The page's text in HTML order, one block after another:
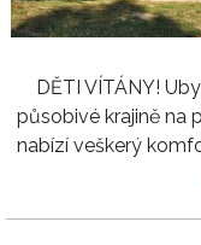
DĚTI VÍTÁNY!
působivé krajině na
nabízí veškerý